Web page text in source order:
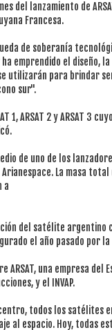
del lanzamiento de
Francesa.
de soberanía
emprendido el diseño,
utilizarán para brindar
sur".
1, ARSAT 2 y ARSAT 3
de uno de los
La masa
a
del satélite argentino
el año pasado por
ARSAT, una empresa
y el INVAP.
todos los satélites
al espacio. Hoy, todas